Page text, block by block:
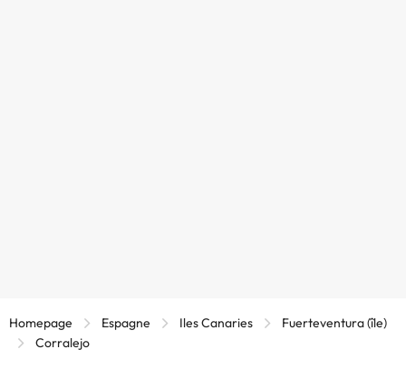
Homepage Espagne Iles Canaries
Fuerteventura (île)
Corralejo